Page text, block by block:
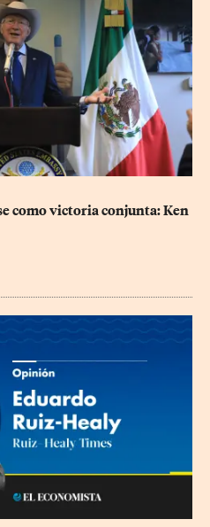
como victoria conjunta: Ken